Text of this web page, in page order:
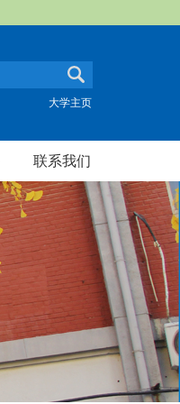
大学主页
联系我们